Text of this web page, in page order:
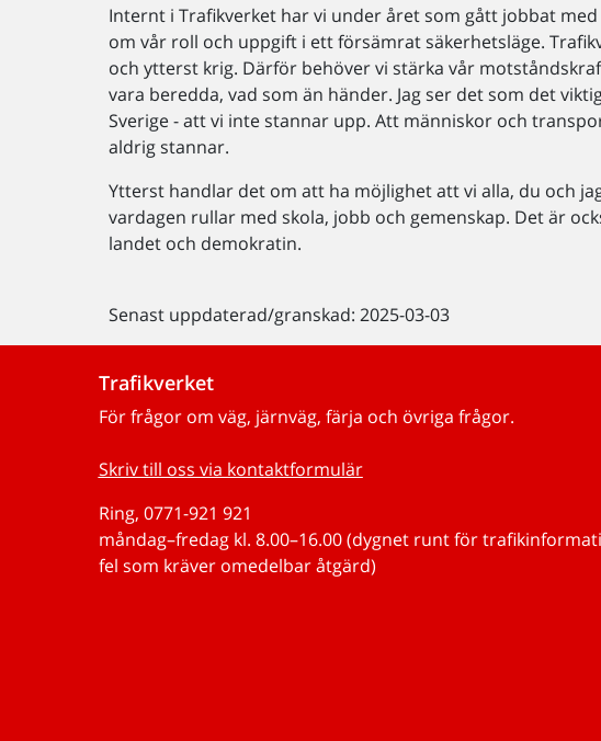
Internt i Trafikverket har vi under året som gått jobbat
om vår roll och uppgift i ett försämrat säkerhetsläge.
och ytterst krig. Därför behöver vi stärka vår
vara beredda, vad som än händer. Jag ser det som det
Sverige - att vi inte stannar upp. Att människor och
aldrig stannar.
Ytterst handlar det om att ha möjlighet att vi alla, du och
vardagen rullar med skola, jobb och gemenskap. Det är
landet och demokratin.
Senast uppdaterad/granskad: 2025-03-03
Trafikverket
För frågor om väg, järnväg, färja och övriga frågor.
Skriv till oss via kontaktformulär
Ring, 0771-921 921
måndag–fredag kl. 8.00–16.00 (dygnet runt för
fel som kräver omedelbar åtgärd)